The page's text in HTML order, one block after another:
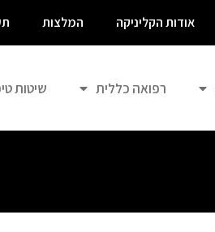
אודות הקליניקה המלצות
רפואה כללית שיטות